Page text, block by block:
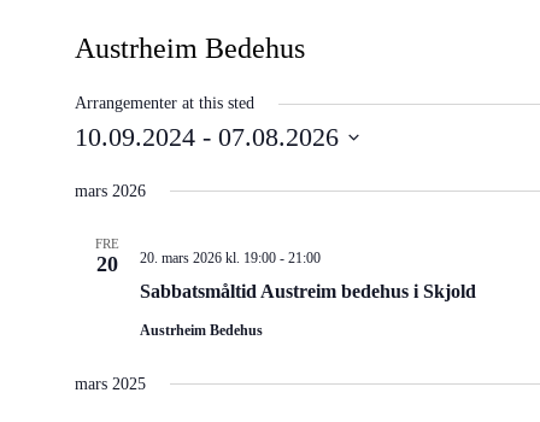
Austrheim Bedehus
Arrangementer at this sted
10.09.2024 - 07.08.2026
dato.
mars 2026
FRE
20
Sabbatsmåltid Austreim bedehus i Skjold
20. mars 2026 kl. 19:00- 21:00
Austrheim Bedehus
mars 2025